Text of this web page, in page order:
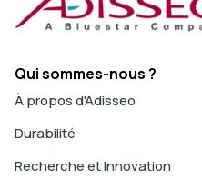
Qui sommes-nous ?
À propos d'Adisseo
Durabilité
Recherche et Innovation